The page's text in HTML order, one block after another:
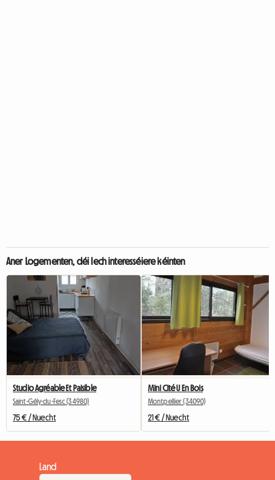
Aner Logementen, déi Iech interesséiere kéinten
Studio Agréable Et Paisible
Saint-Gély-du-Fesc (34980)
75 € / Nuecht
Mini Cité U En Bois
Montpellier (34090)
21 € / Nuecht
Land